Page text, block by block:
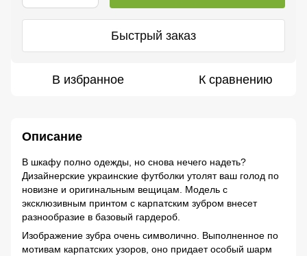
Быстрый заказ
В избранное К сравнению
Описание
В шкафу полно одежды, но снова нечего надеть?
Дизайнерские украинские футболки утолят ваш голод по
новизне и оригинальным вещицам. Модель с
эксклюзивным принтом с карпатским зубром внесет
разнообразие в базовый гардероб.
Изображение зубра очень символично. Выполненное по
мотивам карпатских узоров, оно придает особый шарм